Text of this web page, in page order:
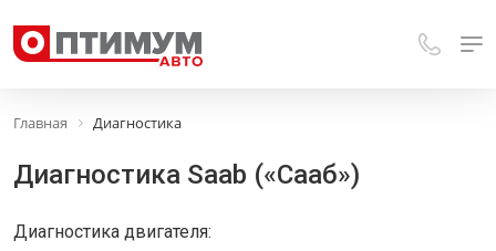
Главная Диагностика
Диагностика Saab («Сааб»)
Диагностика двигателя: